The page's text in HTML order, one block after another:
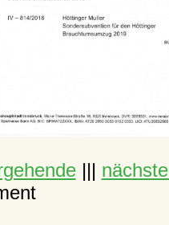
||| nächste